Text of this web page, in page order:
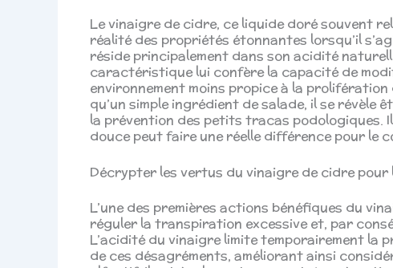
Le vinaigre de cidre, ce liquide doré souvent
réalité des propriétés étonnantes lorsqu’il
réside principalement dans son acidité
caractéristique lui confère la capacité de
environnement moins propice à la
qu’un simple ingrédient de salade, il se révèle
la prévention des petits tracas podologiques.
douce peut faire une réelle différence pour le
Décrypter les vertus du vinaigre de cidre pour
L’une des premières actions bénéfiques du
réguler la transpiration excessive et, par
L’acidité du vinaigre limite temporairement
de ces désagréments, améliorant ainsi